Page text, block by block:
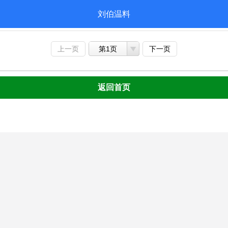
刘伯温料
上一页 第1页 下一页
返回首页